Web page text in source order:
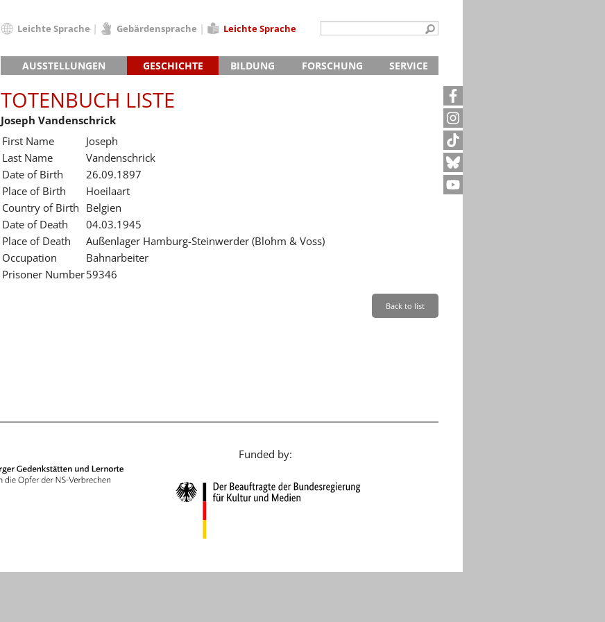
AUSSTELLUNGEN
Lager-SS
Klinkerwerk
Walther-Werke
Gefängnismauer
Haus des Gedenkens
GESCHICHTE
Die Geschichte des Lagers ab 1945
BILDUNG FORSCHUNG
SERVICE
Archivanfrage
Kurze Information
Leichte Sprache
English
Dansk
Español
Italiano
Nederlands
Português
Türkçe
Yкраїнський
Русский
עברית
Gebärdensprache Leichte Sprache
TOTENBUCH LISTE
Joseph Vandenschrick
First Name
Joseph
Last Name
Vandenschrick
Date of Birth
26.09.1897
Place of Birth
Hoeilaart
Country of Birth Belgien
Date of Death
04.03.1945
Place of Death
Außenlager Hamburg-Steinwerder (Blohm & Voss)
Occupation
Bahnarbeiter
Prisoner Number59346
Back to list
Funded by: